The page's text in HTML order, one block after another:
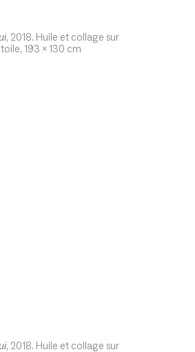
, 2018. Huile et collage sur
toile, 193 x 130 cm
, 2018. Huile et collage sur